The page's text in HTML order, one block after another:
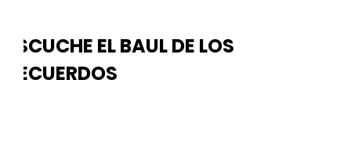
ESCUCHE EL BAUL DE LOS
RECUERDOS